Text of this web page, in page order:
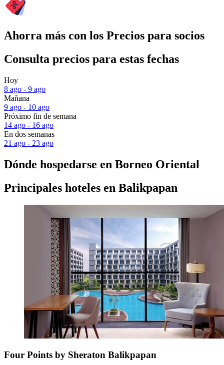
Ahorra más con los Precios para socios
Consulta precios para estas fechas
Hoy
8 ago - 9 ago
Mañana
9 ago - 10 ago
Próximo fin de semana
14 ago - 16 ago
En dos semanas
21 ago - 23 ago
Dónde hospedarse en Borneo Oriental
Principales hoteles en Balikpapan
Four Points by Sheraton Balikpapan